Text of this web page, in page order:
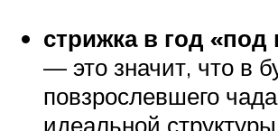
стрижка в год «под
— это значит, что в
повзрослевшего
идеальной